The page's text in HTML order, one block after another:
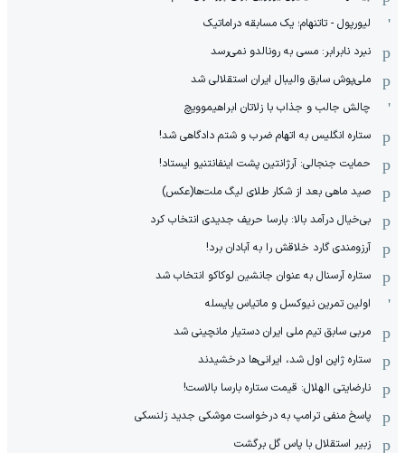
لیورپول - تاتنهام؛ یک مسابقه دراماتیک
نبرد نابرابر: مسی به رونالدو نمی‌رسد
ملی‌پوش سابق والیبال ایران استقلالی شد
چالش جالب و جذاب با زلاتان ابراهیموویچ
ستاره انگلیس به اتهام ضرب و شتم دادگاهی شد!
حمایت جنجالی: آرژانتین پشت اینفانتنیو ایستاد!
صید ماهی بعد از شکار طلای لیگ ملت‌ها(عکس)
بی‌خیال درآمد بالا: بارسا حریف جدیدی انتخاب کرد
آرزومندی گارد خلاقش را به آبادان برد!
ستاره آرسنال به عنوان جانشین لوکاکو انتخاب شد
اولین تمرین نیوکسل و ماتیاس یایسله
مربی سابق تیم ملی ایران دستیار مانچینی شد
ستاره ژاپن اول شد، ایرانی‌ها درخشیدند
نارضایتی الهلال: قیمت ستاره بارسا بالاست!
پاسخ منفی ترامپ به درخواست موشکی جدید زلنسکی
زبیر استقلال با پاس گل برگشت